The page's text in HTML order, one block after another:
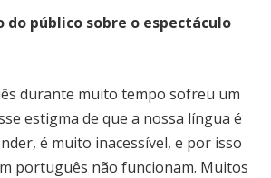
público sobre o espectáculo
durante muito tempo sofreu um
estigma de que a nossa língua é
é muito inacessível, e por isso
português não funcionam. Muitos